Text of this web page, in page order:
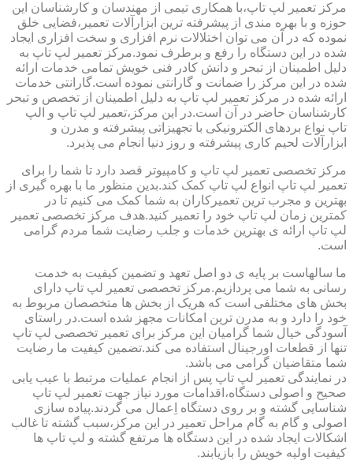
مرکز تعمیر لپ تاپ،با همکاری تیمی از مهندسان و کارشناسان این
حوزه و با بهره مندی از پیشرفته ترین ابزارآلات تعمیر،فضایی خلق
نموده که در آن می توان اختلالات نرم افزاری و سخت افزاری ایجاد
شده در این دستگاه را رفع و برطرف نمود.مرکز تعمیر لپ تاپ به
دلیل اطمینان از تبحر و دانش کادر فنی خویش تمامی خدمات ارائه
شده در این مرکز را ضمانت و گارانتی نموده است.گارانتی خدمات
ارائه شده در مرکز تعمیر لپ تاپ به دلیل اطمینان از تخصص و تبحر
کارشناسان حاضر در آن است.در این مرکز،تعمیر لپ تاپ و الپ
تاپ نواع بردهای الکترونیکی با تجهیزاتی پیشرفته و مدرن و
ابزارآلات لحیم کاری پیشرفته و روز دنیا انجام می پذیرد.
مرکز تخصصی تعمیر لپ تاپ و کامپیوتر قصد دارد تا شما را برای
تعمیر لپ تاپ انواع لپ تاپ کمک کند.بدین منظور ما با بهره گیری از
بهترین و مجرب ترین تعمیرکاران به شما کمک می کنیم تا در
کمترین زمان لپ تاپ خود را تعمیر کنید.هدف مرکز تخصصی تعمیر
لپ تاپ ارائه ی بهترین خدمات و جلب رضایت شما مردم گرامی
است.
ما سالهاست بر پایه ی دو اصل تعهد و تضمین کیفیت به خدمت
رسانی به شما می پردازیم.مرکز تخصصی تعمیر لپ تاپ دارای
بخش های مختلفی است که هریک از بخش ها متخصصان مربوط به
خود را دارد و به مدرن ترین امکانات مجهز شده است.در راستای
آسودگی خیال شما گرامیان این مرکز برای تعمیر تخصصی لپ تاپ
تنها از قطعات اورجینال استفاده می کند.تضمین کیفیت ما رضایت
شما متقاضیان گرامی می باشد.
در نمایندگی تعمیر لپ تاپ پس از انجام عملیات مرتبط با عیب یابی
صحیح و اصولی دستگاه،اقدامات مورد نیاز جهت تعمیر لپ تاپ
شناسایی گشته و بر روی دستگاه اِعمال می گردند.پیاده سازی
اصولی و گام به گام مراحل تعمیر در این مرکز،سبب گشته تا غالب
اشکالات ایجاد شده در این دستگاه ها مرتفع گشته و لپ تاپ ها
کیفیت اولیه خویش را بازیابند.